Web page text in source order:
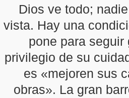
Dios ve todo;
vista. Hay una
pone para seguir
privilegio de su
es «mejoren sus
obras». La gran